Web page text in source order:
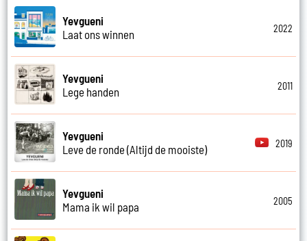
Yevgueni
Laat ons winnen
2022
Yevgueni
Lege handen
2011
Yevgueni
Leve de ronde (Altijd de mooiste)
2019
Yevgueni
Mama ik wil papa
2005